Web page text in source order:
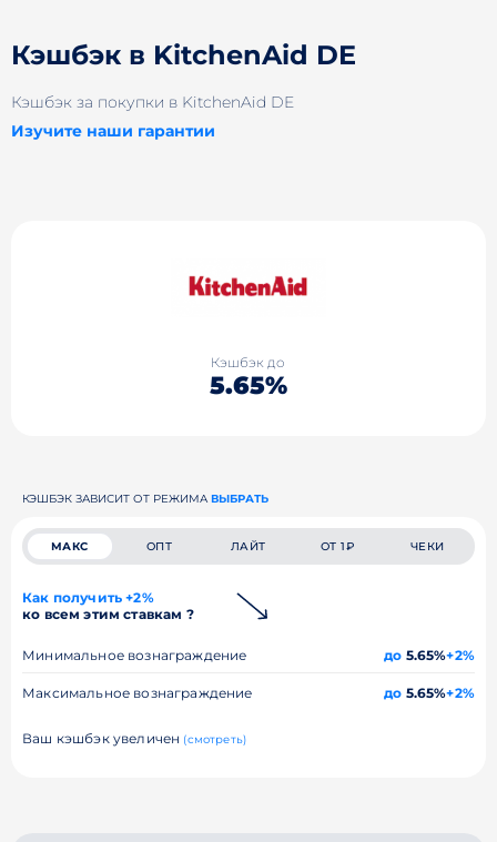
Кэшбэк в KitchenAid DE
Кэшбэк за покупки в KitchenAid DE
Изучите наши гарантии
Кэшбэк до
5.65%
КЭШБЭК ЗАВИСИТ ОТ РЕЖИМА ВЫБРАТЬ
МАКС ОПТ ЛАЙТ ОТ 1₽ ЧЕКИ
Как получить +2%
ко всем этим ставкам ?
Минимальное вознаграждение до 5.65%+2%
Максимальное вознаграждение до 5.65%+2%
Ваш кэшбэк увеличен (смотреть)